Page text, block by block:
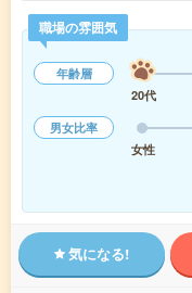
職場の雰囲気
年齢層
20代
男女比率
女性
気になる!